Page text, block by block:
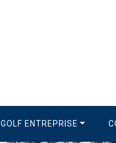
GOLF ENTREPRISE